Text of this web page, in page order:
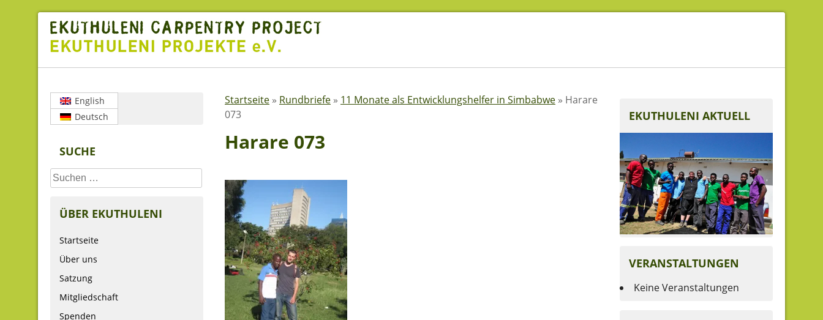
Skip
content
English
Deutsch
SUCHE
Suchen
nach:
ÜBER EKUTHULENI
Startseite
Über uns
Satzung
Mitgliedschaft
Spenden
Startseite » Rundbriefe » 11 Monate als Entwicklungshelfer in Simbabwe » Harare
073
Harare 073
EKUTHULENI AKTUELL
VERANSTALTUNGEN
Keine Veranstaltungen